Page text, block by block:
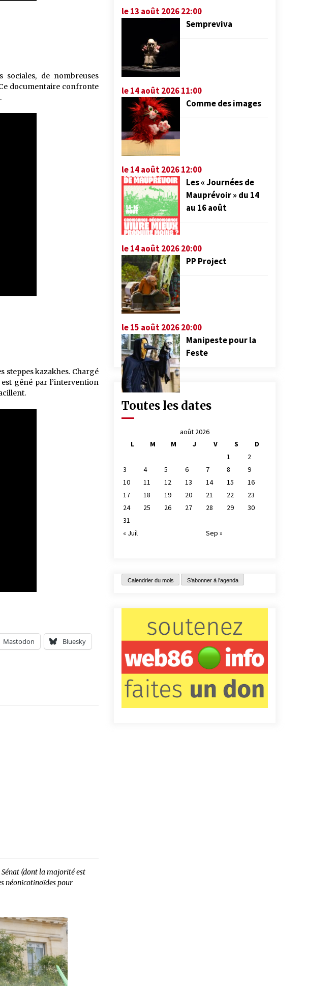
de nombreuses
documentaire confronte
steppes kazakhes. Chargé
gêné par l’intervention
Mastodon Bluesky
(dont la majorité est
néonicotinoïdes pour
le 13 août 2026 22:00
Sempreviva
le 14 août 2026 11:00
Comme des images
le 14 août 2026 12:00
Les « Journées de
Mauprévoir » du 14
au 16 août
le 14 août 2026 20:00
PP Project
le 15 août 2026 20:00
Manipeste pour la
Feste
Toutes les dates
août 2026
L
M M J V S
D
1
2
3
4 5 6 7 8
9
10
11 12 13 14 15
16
17
18 19 20 21 22
23
24
25 26 27 28 29
30
31
« Juil
Sep »
Calendrier du mois S'abonner à l'agenda